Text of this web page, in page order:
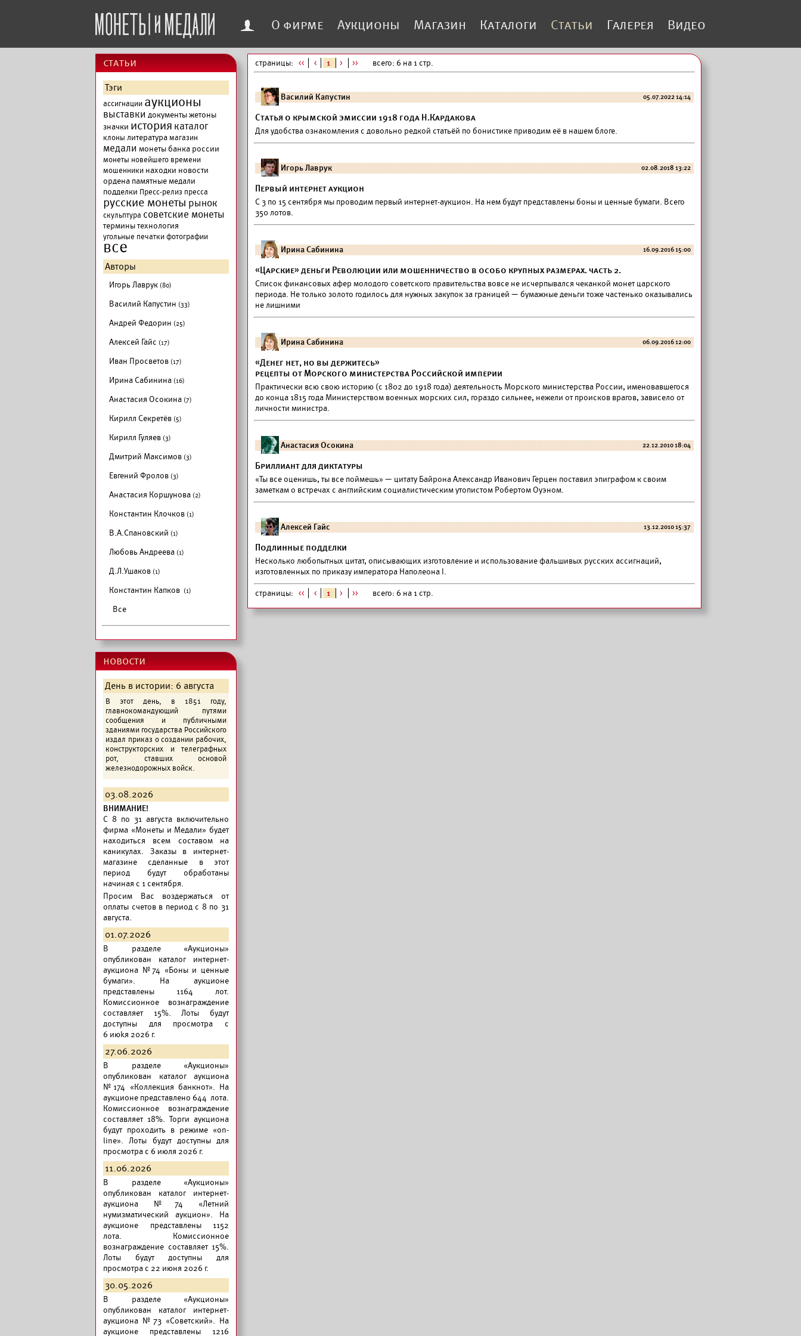
f О фирме Аукционы Магазин Каталоги Статьи Галерея Видео
cтатьи
Тэги
ассигнации аукционы
выставки документыжетоны
значки история каталог
клоны литературамагазин
медали монеты банка россии
монеты новейшего времени
мошенники находки новости
ордена памятные медали
подделки Пресс-релиз пресса
русские монеты рынок
скульптура советские монеты
терминытехнология
угольные печаткифотографии
все
Авторы
Игорь Лаврук (80)
Василий Капустин (33)
Андрей Федорин (25)
Алексей Гайс (17)
Иван Просветов (17)
Ирина Сабинина (16)
Анастасия Осокина (7)
Кирилл Секретёв (5)
Кирилл Гуляев (3)
Дмитрий Максимов (3)
Евгений Фролов (3)
Анастасия Коршунова (2)
Константин Клочков (1)
В.А.Спановский (1)
Любовь Андреева (1)
Д.Л.Ушаков (1)
Константин Капков (1)
Все
новости
День в истории: 6 августа
В этот день, в 1851 году,
главнокомандующий путями
сообщения и публичными
зданиями государства Российского
издал приказ о создании рабочих,
конструкторских и телеграфных
рот, ставших основой
железнодорожных войск.
03.08.2026
ВНИМАНИЕ!
C 8 по 31 августа включительно
фирма «Монеты и Медали» будет
находиться всем составом на
каникулах. Заказы в интернет-
магазине сделанные в этот
период будут обработаны
начиная с 1 сентября.
Просим Вас воздержаться от
оплаты счетов в период с 8 по 31
августа.
01.07.2026
В разделе «Аукционы»
опубликован каталог интернет-
аукциона №74 «Боны и ценные
бумаги». На аукционе
представлены 1164 лот.
Комиссионное вознаграждение
составляет 15%. Лоты будут
доступны для просмотра с
6 июkя 2026 г.
27.06.2026
В разделе «Аукционы»
опубликован каталог аукциона
№174 «Коллекция банкнот». На
аукционе представлено 644 лота.
Комиссионное вознаграждение
составляет 18%. Торги аукциона
будут проходить в режиме «on-
line». Лоты будут доступны для
просмотра с 6 июля 2026 г.
11.06.2026
В разделе «Аукционы»
опубликован каталог интернет-
аукциона №74 «Летний
нумизматический аукцион». На
аукционе представлены 1152
лота. Комиссионное
вознаграждение составляет 15%.
Лоты будут доступны для
просмотра с 22 июня 2026 г.
30.05.2026
В разделе «Аукционы»
опубликован каталог интернет-
аукциона №73 «Советский». На
аукционе представлены 1216
страницы: << < 1 > >> всего: 6 на 1 стр.
Василий Капустин 05.07.2022 14:14
Статья о крымской эмиссии 1918 года Н.Кардакова
Для удобства ознакомления с довольно редкой статьёй по бонистике приводим её в нашем блоге.
Игорь Лаврук 02.08.2018 13:22
Первый интернет аукцион
С 3 по 15 сентября мы проводим первый интернет-аукцион. На нем будут представлены боны и ценные бумаги. Всего
350 лотов.
Ирина Сабинина 16.09.2016 15:00
«Царские» деньги Революции или мошенничество в особо крупных размерах. часть 2.
Список финансовых афер молодого советского правительства вовсе не исчерпывался чеканкой монет царского
периода. Не только золото годилось для нужных закупок за границей — бумажные деньги тоже частенько оказывались
не лишними
Ирина Сабинина 06.09.2016 12:00
«Денег нет, но вы держитесь»
рецепты от Морского министерства Российской империи
Практически всю свою историю (с 1802 до 1918 года) деятельность Морского министерства России, именовавшегося
до конца 1815 года Министерством военных морских сил, гораздо сильнее, нежели от происков врагов, зависело от
личности министра.
Анастасия Осокина 22.12.2010 18:04
Бриллиант для диктатуры
«Ты все оценишь, ты все поймешь» — цитату Байрона Александр Иванович Герцен поставил эпиграфом к своим
заметкам о встречах с английским социалистическим утопистом Робертом Оуэном.
Алексей Гайс 13.12.2010 15:37
Подлинные подделки
Несколько любопытных цитат, описывающих изготовление и использование фальшивых русских ассигнаций,
изготовленных по приказу императора Наполеона I.
страницы: << < 1 > >> всего: 6 на 1 стр.